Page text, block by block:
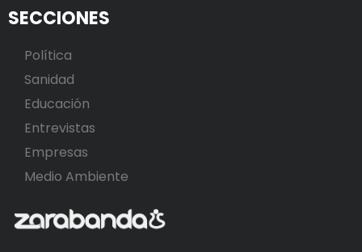
SECCIONES
Política
Sanidad
Educación
Entrevistas
Empresas
Medio Ambiente